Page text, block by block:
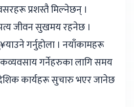
प्रशस्तै मिल्नेछन् ।
जीवन सुखमय रहनेछ ।
गर्नुहोला । नयाँकामहरू
गर्नेहरुका लागि समय
कार्यहरू सुचारु भएर जानेछ